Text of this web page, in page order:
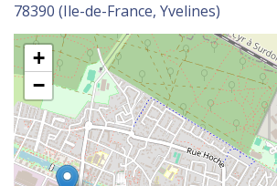
78390 (Ile-de-France, Yvelines)
+
−